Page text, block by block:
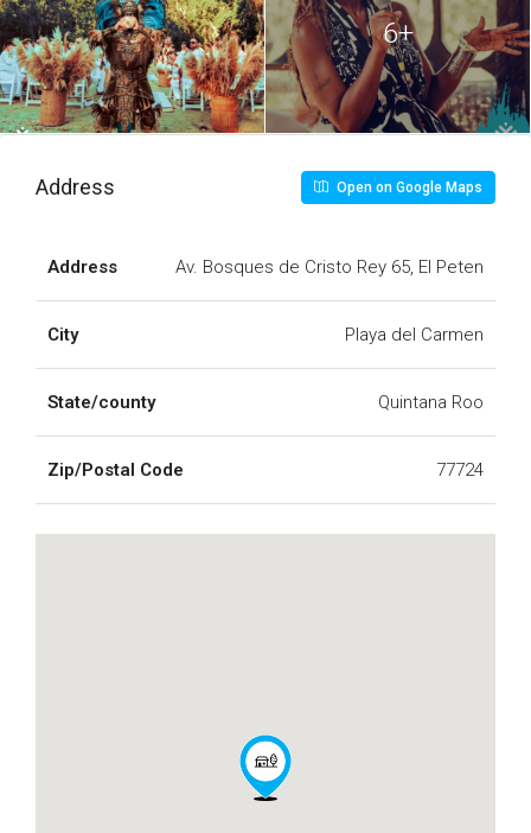
6+
Address Open on Google Maps
Address Av. Bosques de Cristo Rey 65, El Peten
City Playa del Carmen
State/county Quintana Roo
Zip/Postal Code 77724